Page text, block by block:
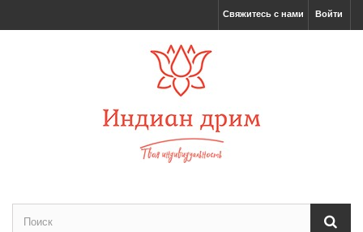
Войти
Свяжитесь с нами